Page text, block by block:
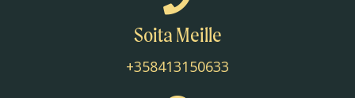
Soita Meille
+358413150633